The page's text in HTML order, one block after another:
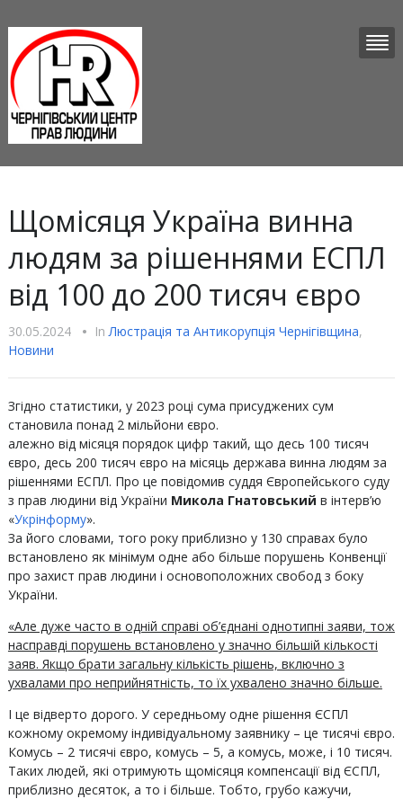
Щомісяця Україна винна
людям за рішеннями ЕСПЛ
від 100 до 200 тисяч євро
30.05.2024 • InЛюстрацiя та Антикорупцiя Чернігівщина,
Новини
Згідно статистики, у 2023 році сума присуджених сум
становила понад 2 мільйони євро.
алежно від місяця порядок цифр такий, що десь 100 тисяч
євро, десь 200 тисяч євро на місяць держава винна людям за
рішеннями ЕСПЛ. Про це повідомив суддя Європейського суду
з прав людини від України Микола Гнатовський в інтерв’ю
«Укрінформу».
За його словами, того року приблизно у 130 справах було
встановлено як мінімум одне або більше порушень Конвенції
про захист прав людини і основоположних свобод з боку
України.
«Але дуже часто в одній справі об’єднані однотипні заяви, тож
насправді порушень встановлено у значно більшій кількості
заяв. Якщо брати загальну кількість рішень, включно з
ухвалами про неприйнятність, то їх ухвалено значно більше.
І це відверто дорого. У середньому одне рішення ЄСПЛ
кожному окремому індивідуальному заявнику – це тисячі євро.
Комусь – 2 тисячі євро, комусь – 5, а комусь, може, і 10 тисяч.
Таких людей, які отримують щомісяця компенсації від ЄСПЛ,
приблизно десяток, а то і більше. Тобто, грубо кажучи,